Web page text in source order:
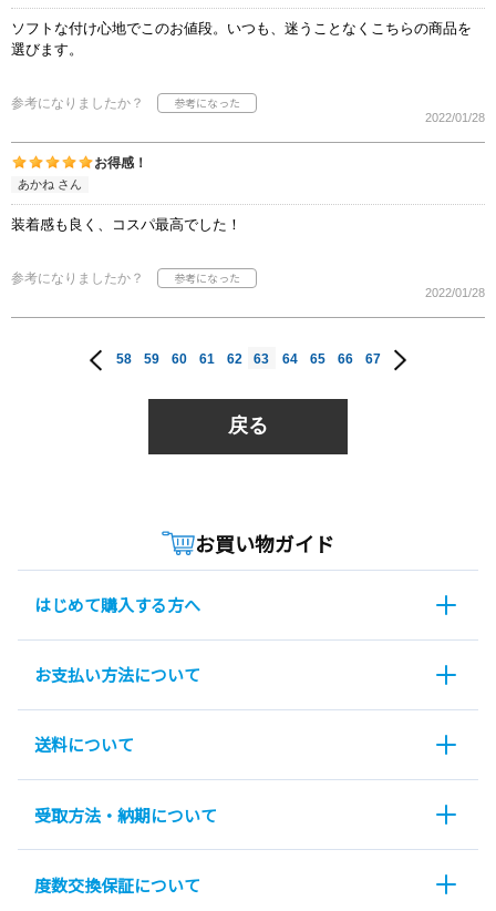
ソフトな付け心地でこのお値段。いつも、迷うことなくこちらの商品を
選びます。
参考になりましたか？
2022/01/28
お得感！
あかね さん
装着感も良く、コスパ最高でした！
参考になりましたか？
2022/01/28
58 59 60 61 62 63 64 65 66 67
戻る
お買い物ガイド
はじめて購入する方へ
お支払い方法について
送料について
受取方法・納期について
度数交換保証について